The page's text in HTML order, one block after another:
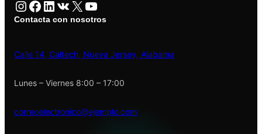
Instagram Facebook LinkedIn VK X YouTube
Contacta con nosotros
Calle 14, Caltech, Nueva Jersey, Alabama
Lunes – Viernes 8:00 – 17:00
correoelectronico@ejemplo.com